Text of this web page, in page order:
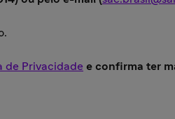
de Privacidade e confirma ter